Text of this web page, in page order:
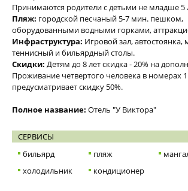
Принимаются родители с детьми не младше 5
Пляж: городской песчаный 5-7 мин. пешком,
оборудованными водными горками,
Инфраструктура: Игровой зал, автостоянка,
теннисный и бильярдный столы.
Скидки: Детям до 8 лет скидка - 20% на
Проживание четвертого человека в номерах
предусматривает скидку 50%.
Полное название: Отель "У Виктора"
СЕРВИСЫ
бильярд
пляж
холодильник
кондиционер